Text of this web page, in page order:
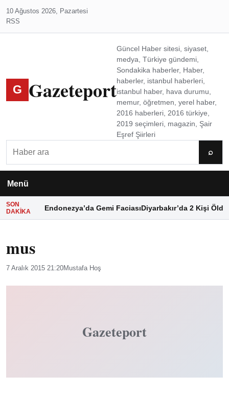
10 Ağustos 2026, Pazartesi
RSS
G Gazeteport
Güncel Haber sitesi, siyaset,
medya, Türkiye gündemi,
Sondakika haberler, Haber,
haberler, istanbul haberleri,
istanbul haber, hava durumu,
memur, öğretmen, yerel haber,
2016 haberleri, 2016 türkiye,
2019 seçimleri, magazin, Şair
Eşref Şiirleri
⌕
Menü
SON
DAKIKA
Endonezya’da Gemi FaciasıDiyarbakır’da 2 Kişi Öldü
mus
7 Aralık 2015 21:20Mustafa Hoş
Gazeteport